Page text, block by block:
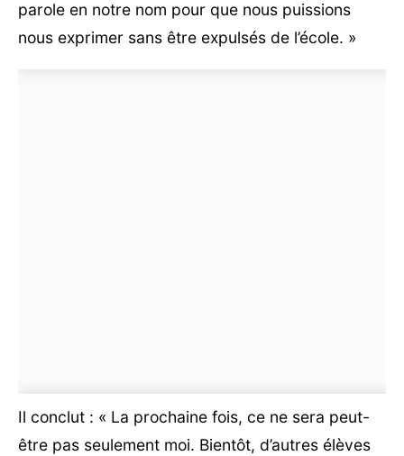
parole en notre nom pour que nous puissions
nous exprimer sans être expulsés de l’école. »
Il conclut : « La prochaine fois, ce ne sera peut-
être pas seulement moi. Bientôt, d’autres élèves